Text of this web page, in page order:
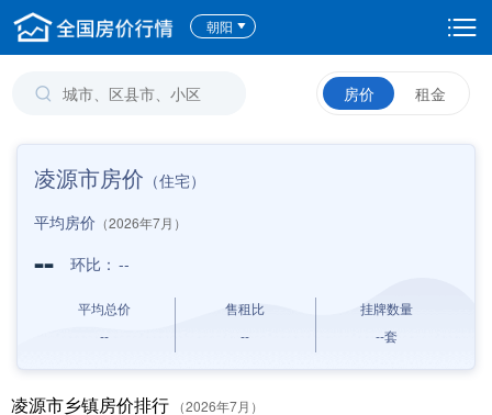
朝阳
房价 租金
凌源市房价 （住宅）
平均房价 （2026年7月）
-- 环比： --
平均总价
--
售租比
--
挂牌数量
--套
凌源市乡镇房价排行 （2026年7月）